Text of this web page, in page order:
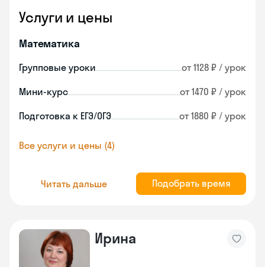
Услуги и цены
Математика
Групповые уроки от 1128 ₽ / урок
Мини-курс от 1470 ₽ / урок
Подготовка к ЕГЭ/ОГЭ от 1880 ₽ / урок
Все услуги и цены (4)
Читать дальше Подобрать время
Ирина